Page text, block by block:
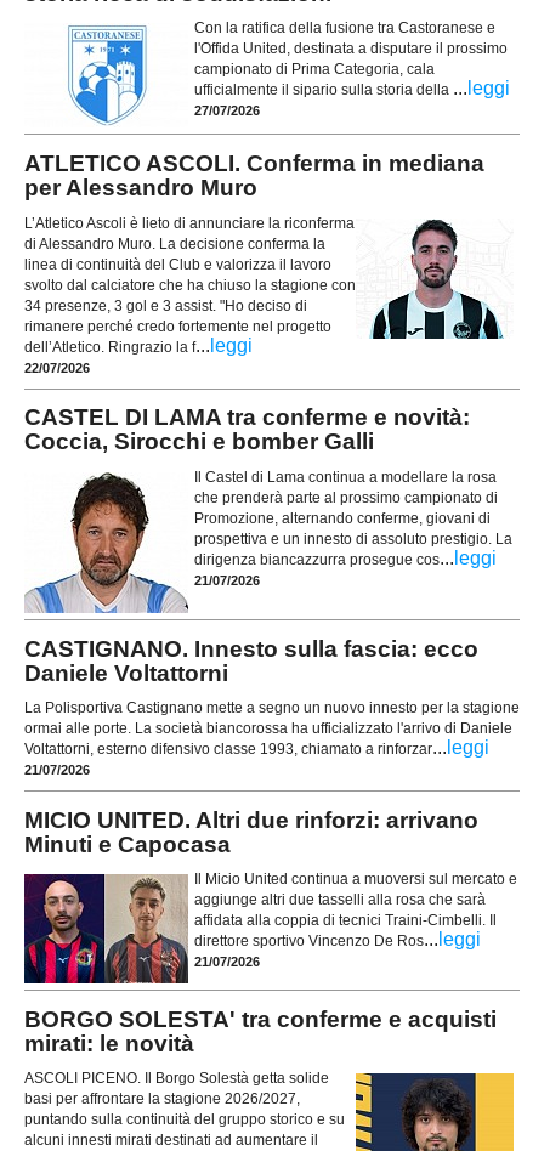
Con la ratifica della fusione tra Castoranese e
l'Offida United, destinata a disputare il prossimo
campionato di Prima Categoria, cala
ufficialmente il sipario sulla storia della ... leggi
27/07/2026
ATLETICO ASCOLI. Conferma in mediana
per Alessandro Muro
L’Atletico Ascoli è lieto di annunciare la riconferma
di Alessandro Muro. La decisione conferma la
linea di continuità del Club e valorizza il lavoro
svolto dal calciatore che ha chiuso la stagione con
34 presenze, 3 gol e 3 assist. "Ho deciso di
rimanere perché credo fortemente nel progetto
dell’Atletico. Ringrazio la f... leggi
22/07/2026
CASTEL DI LAMA tra conferme e novità:
Coccia, Sirocchi e bomber Galli
Il Castel di Lama continua a modellare la rosa
che prenderà parte al prossimo campionato di
Promozione, alternando conferme, giovani di
prospettiva e un innesto di assoluto prestigio. La
dirigenza biancazzurra prosegue cos... leggi
21/07/2026
CASTIGNANO. Innesto sulla fascia: ecco
Daniele Voltattorni
La Polisportiva Castignano mette a segno un nuovo innesto per la stagione
ormai alle porte. La società biancorossa ha ufficializzato l'arrivo di Daniele
Voltattorni, esterno difensivo classe 1993, chiamato a rinforzar... leggi
21/07/2026
MICIO UNITED. Altri due rinforzi: arrivano
Minuti e Capocasa
Il Micio United continua a muoversi sul mercato e
aggiunge altri due tasselli alla rosa che sarà
affidata alla coppia di tecnici Traini-Cimbelli. Il
direttore sportivo Vincenzo De Ros... leggi
21/07/2026
BORGO SOLESTA' tra conferme e acquisti
mirati: le novità
ASCOLI PICENO. Il Borgo Solestà getta solide
basi per affrontare la stagione 2026/2027,
puntando sulla continuità del gruppo storico e su
alcuni innesti mirati destinati ad aumentare il